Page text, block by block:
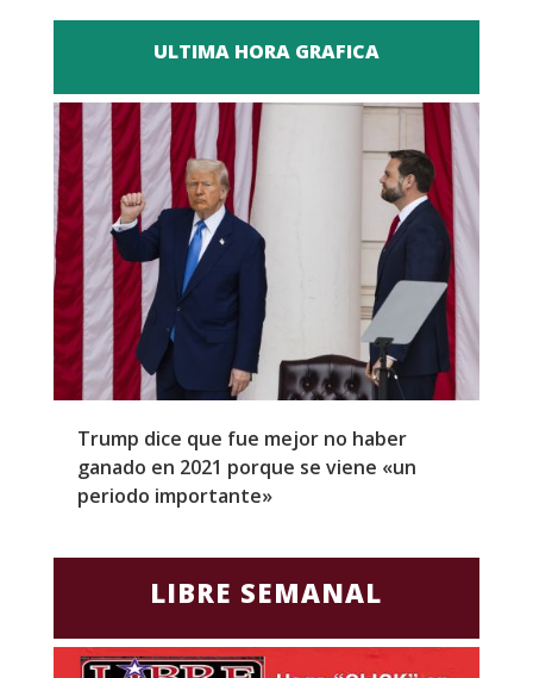
ULTIMA HORA GRAFICA
Trump dice que fue mejor no haber
ganado en 2021 porque se viene «un
periodo importante»
LIBRE SEMANAL